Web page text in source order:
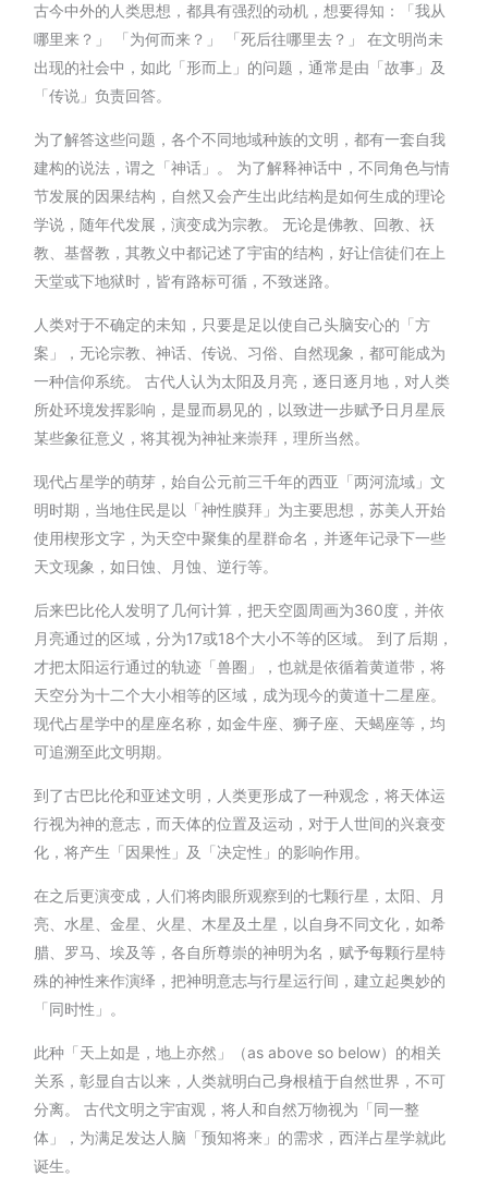
古今中外的人类思想，都具有强烈的动机，想要得知：「我从
哪里来？」 「为何而来？」 「死后往哪里去？」 在文明尚未
出现的社会中，如此「形而上」的问题，通常是由「故事」及
「传说」负责回答。
为了解答这些问题，各个不同地域种族的文明，都有一套自我
建构的说法，谓之「神话」。 为了解释神话中，不同角色与情
节发展的因果结构，自然又会产生出此结构是如何生成的理论
学说，随年代发展，演变成为宗教。 无论是佛教、回教、祆
教、基督教，其教义中都记述了宇宙的结构，好让信徒们在上
天堂或下地狱时，皆有路标可循，不致迷路。
人类对于不确定的未知，只要是足以使自己头脑安心的「方
案」，无论宗教、神话、传说、习俗、自然现象，都可能成为
一种信仰系统。 古代人认为太阳及月亮，逐日逐月地，对人类
所处环境发挥影响，是显而易见的，以致进一步赋予日月星辰
某些象征意义，将其视为神祉来崇拜，理所当然。
现代占星学的萌芽，始自公元前三千年的西亚「两河流域」文
明时期，当地住民是以「神性膜拜」为主要思想，苏美人开始
使用楔形文字，为天空中聚集的星群命名，并逐年记录下一些
天文现象，如日蚀、月蚀、逆行等。
后来巴比伦人发明了几何计算，把天空圆周画为360度，并依
月亮通过的区域，分为17或18个大小不等的区域。 到了后期，
才把太阳运行通过的轨迹「兽圈」，也就是依循着黄道带，将
天空分为十二个大小相等的区域，成为现今的黄道十二星座。
现代占星学中的星座名称，如金牛座、狮子座、天蝎座等，均
可追溯至此文明期。
到了古巴比伦和亚述文明，人类更形成了一种观念，将天体运
行视为神的意志，而天体的位置及运动，对于人世间的兴衰变
化，将产生「因果性」及「决定性」的影响作用。
在之后更演变成，人们将肉眼所观察到的七颗行星，太阳、月
亮、水星、金星、火星、木星及土星，以自身不同文化，如希
腊、罗马、埃及等，各自所尊崇的神明为名，赋予每颗行星特
殊的神性来作演绎，把神明意志与行星运行间，建立起奥妙的
「同时性」。
此种「天上如是，地上亦然」（as above so below）的相关
关系，彰显自古以来，人类就明白己身根植于自然世界，不可
分离。 古代文明之宇宙观，将人和自然万物视为「同一整
体」，为满足发达人脑「预知将来」的需求，西洋占星学就此
诞生。